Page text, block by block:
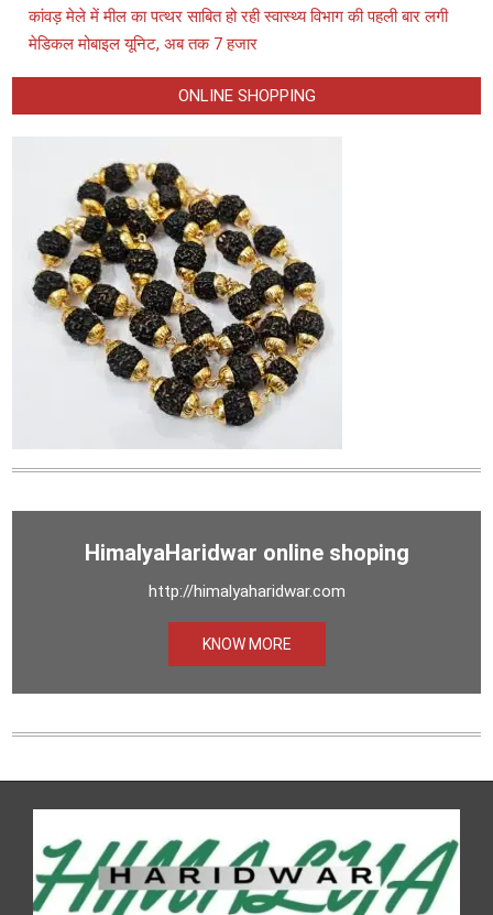
कांवड़ मेले में मील का पत्थर साबित हो रही स्वास्थ्य विभाग की पहली बार लगी
मेडिकल मोबाइल यूनिट, अब तक 7 हजार
ONLINE SHOPPING
HimalyaHaridwar online shoping
http://himalyaharidwar.com
KNOW MORE